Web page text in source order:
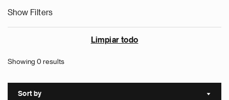
Show Filters
Limpiar todo
Showing 0 results
Sort by Sort